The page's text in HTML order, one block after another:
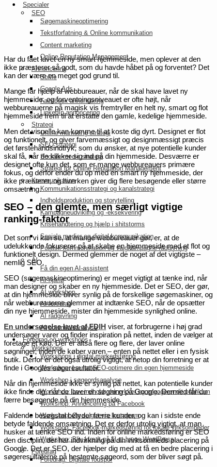
Specialer
SEO
Søgemaskineoptimering
Tekstforfatning & Online kommunikation
Content marketing
Online Reputation Management
Annoncering
SoMe
Google Ads
Facebook annoncering
LinkedIn annoncering
Strategi
Online marketing strategi
SEO strategi
Sociale medie strategi
Strategi for Online Reputation Management
Kommunikation
Kommunikationsstrategi og kanalstrategi
Indholdsproduktion og storytelling
Kampagneudvikling og -eksekvering
Krisehåndtering og hjælp i shitstorms
Sociale medier og digital kommunikation
Politisk kommunikation og valgkampagne-rådgivning
AI
Få din egen AI-assistent
AI hjælp
AI workshop
AI foredrag
AI rådgivning
AI potentialeanalyse
Foredrag og workshops
Workshops
Workshops i digital markedsføring
Workshop: Lær at SEO-optimere din egen hjemmeside
Workshop i søgeordsanalyse
Workshop: Lav indhold, der rykker og engagerer dit publikum
Workshop: Annoncering på Facebook
Workshop: Øg salget via Instagram
Workshop: Facebook-markedsføring for lokale virksomheder
Workshop: Bliv klædt på til at bruge WordPress
Foredrag
Foredrag: Digitale fodspor
Har du fået lavet en ny smart hjemmeside, men oplever at den
ikke præsterer så godt, som du havde håbet på og forventet? Det
kan der være en meget god grund til.
Mange får hjælp af webbureauer, når de skal have lavet ny
hjemmeside, og forventningsniveauet er ofte højt, når
webbureauerne på magisk vis fremtryller en helt ny, smart og flot
hjemmeside frem til at erstatte den gamle, kedelige hjemmeside.
Men det visuelle kan komme til at koste dig dyrt. Designet er flot
og funktionelt, og giver farvemæssigt og designmæssigt præcis
det førstehåndsindtryk, som du ønsker, at nye potentielle kunder
skal få, når de klikker sig ind på din hjemmeside. Desværre er
designet ofte kun det, som er mange webbureauers primære
fokus, og derfor ender du op med en smart ny hjemmeside, der
ikke præsterer, og hverken giver dig flere besøgende eller større
omsætning.
SEO – den glemte, men særligt vigtige
ranking-faktor
Det som vi kan se, at mange webbureauer gør, er, at de
udelukkende fokuserer på at skabe en hjemmeside med et flot og
funktionelt design. Dermed glemmer de noget af det vigtigste –
nemlig SEO.
SEO (søgemaskineoptimering) er meget vigtigt at tænke ind, når
man designer og skaber en ny hjemmeside. Det er SEO, der gør,
at din hjemmeside bliver synlig på de forskellige søgemaskiner, og
når webbureauerne glemmer at indtænke SEO, når de opsætter
din nye hjemmeside, mister din hjemmeside synlighed online.
En undersøgelse lavet af FDIH viser, at forbrugerne i høj grad
undersøger varer og finder inspiration på nettet, inden de vælger at
foretage et køb. Der er altså flere og flere, der laver online
søgninger, inden de køber varen – enten på nettet eller i en fysisk
butik. Derfor er det også utrolig vigtigt, at netop din forretning er at
finde i Googles søgeresultater.
Når din hjemmeside ikke er synlig på nettet, kan potentielle kunder
ikke finde dig, når de laver en søgning på Google. Dermed får du
færre besøgende på din hjemmeside.
Faldende besøgstal betyder færre kunder, og kan i sidste ende
betyde faldende omsætning. Det er derfor utrolig vigtigt, at man
husker at tænke SEO ind. Inden for online markedsføring er SEO
den disciplin, der har indvirkning på din virksomheds placering på
Google. Det er SEO, der hjælper dig med at få en bedre placering i
søgeresultaterne på bestemte søgeord, som der bliver søgt på.